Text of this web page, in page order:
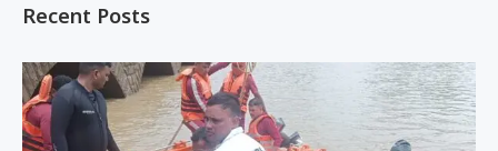
Recent Posts